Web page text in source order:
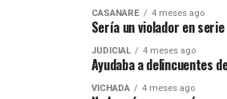
CASANARE 4 meses ago
Sería un violador en serie
JUDICIAL 4 meses ago
Ayudaba a delincuentes
VICHADA 4 meses ago